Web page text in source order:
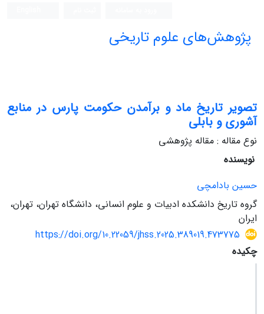
پژوهش‌های علوم تاریخی
تصویر تاریخ ماد و برآمدن حکومت پارس در منابع
آشوری و بابلی
نوع مقاله : مقاله پژوهشی
نویسنده
حسین بادامچی
گروه تاریخ دانشکده ادبیات و علوم انسانی، دانشگاه تهران، تهران،
ایران
https://doi.org/10.22059/jhss.2025.389019.473775
چکیده